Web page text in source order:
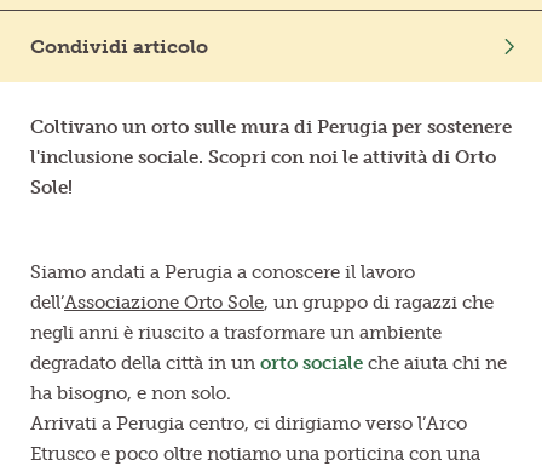
Condividi articolo
Coltivano un orto sulle mura di Perugia per sostenere
l'inclusione sociale. Scopri con noi le attività di Orto
Sole!
Siamo andati a Perugia a conoscere il lavoro
dell’Associazione Orto Sole, un gruppo di ragazzi che
negli anni è riuscito a trasformare un ambiente
degradato della città in un orto sociale che aiuta chi ne
ha bisogno, e non solo.
Arrivati a Perugia centro, ci dirigiamo verso l’Arco
Etrusco e poco oltre notiamo una porticina con una